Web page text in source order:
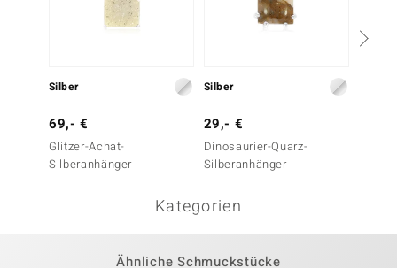
Silber
69,- €
Glitzer-Achat-
Silberanhänger
Silber
29,- €
Dinosaurier-Quarz-
Silberanhänger
Kategorien
Ähnliche Schmuckstücke